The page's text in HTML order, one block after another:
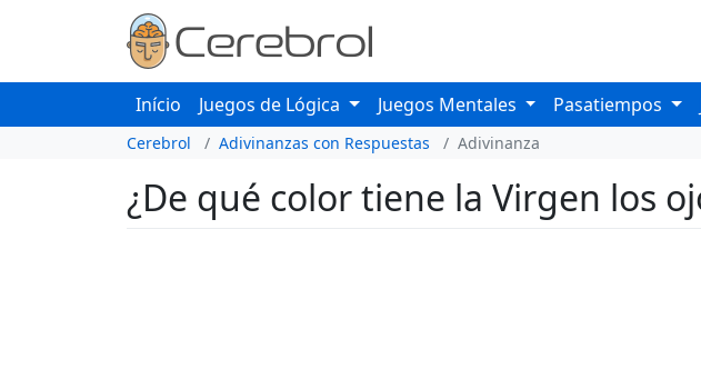
Início Juegos de Lógica Juegos Mentales Pasatiempos
Cerebrol Adivinanzas con Respuestas Adivinanza
¿De qué color tiene la Virgen los